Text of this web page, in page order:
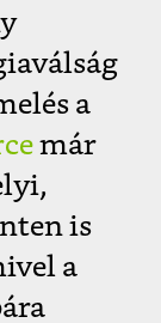
a
már
is
a